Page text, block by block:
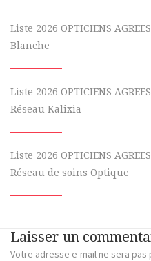
Liste 2026 OPTICIENS
Blanche
Liste 2026 OPTICIENS
Réseau Kalixia
Liste 2026 OPTICIENS
Réseau de soins Optique
Laisser un
Votre adresse e-mail ne sera pas